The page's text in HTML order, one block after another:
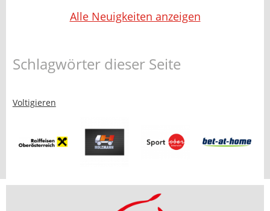
Alle Neuigkeiten anzeigen
Schlagwörter dieser Seite
Voltigieren